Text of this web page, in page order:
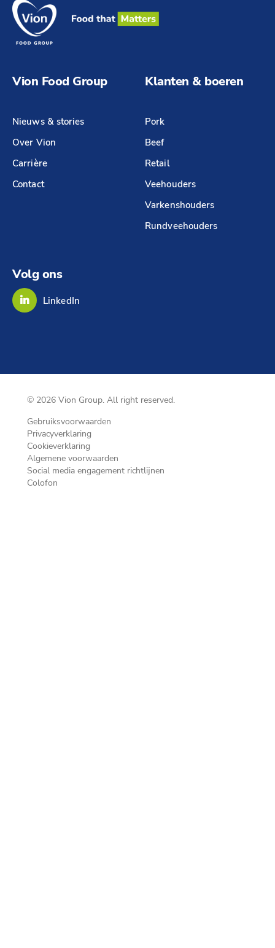
Vion Food Group
Nieuws & stories
Over Vion
Carrière
Contact
Klanten & boeren
Pork
Beef
Retail
Veehouders
Varkenshouders
Rundveehouders
Volg ons
LinkedIn
© 2026 Vion Group. All right reserved.
Gebruiksvoorwaarden
Privacyverklaring
Cookieverklaring
Algemene voorwaarden
Social media engagement richtlijnen
Colofon